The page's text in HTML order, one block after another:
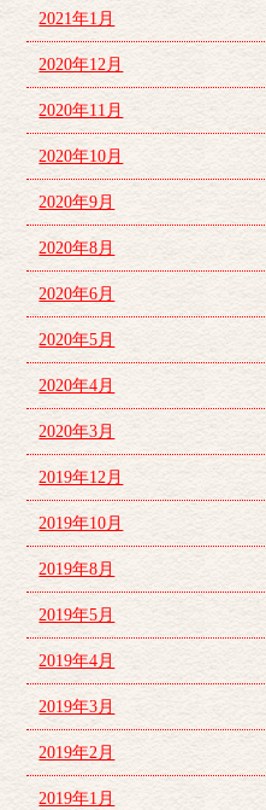
2021年1月
2020年12月
2020年11月
2020年10月
2020年9月
2020年8月
2020年6月
2020年5月
2020年4月
2020年3月
2019年12月
2019年10月
2019年8月
2019年5月
2019年4月
2019年3月
2019年2月
2019年1月